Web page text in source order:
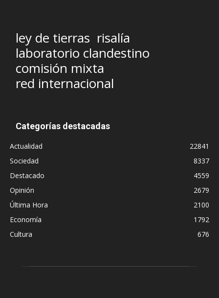
ley de tierras risalía
laboratorio clandestino
comisión mixta
red internacional
Categorías destacadas
Actualidad
22841
Sociedad
8337
Destacado
4559
Opinión
2679
Última Hora
2100
Economía
1792
Cultura
676